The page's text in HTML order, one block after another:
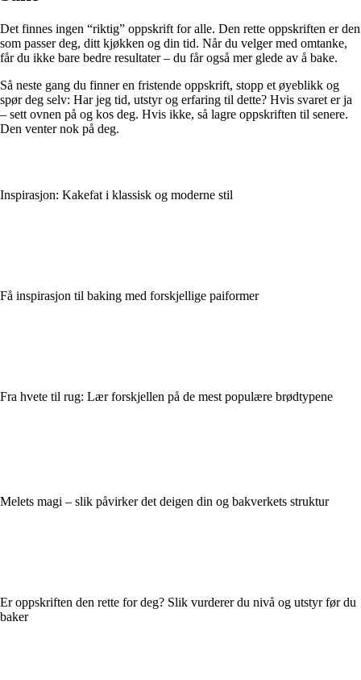
Det finnes ingen “riktig” oppskrift for alle. Den rette oppskriften er den
som passer deg, ditt kjøkken og din tid. Når du velger med omtanke,
får du ikke bare bedre resultater – du får også mer glede av å bake.
Så neste gang du finner en fristende oppskrift, stopp et øyeblikk og
spør deg selv: Har jeg tid, utstyr og erfaring til dette? Hvis svaret er ja
– sett ovnen på og kos deg. Hvis ikke, så lagre oppskriften til senere.
Den venter nok på deg.
Inspirasjon: Kakefat i klassisk og moderne stil
Få inspirasjon til baking med forskjellige paiformer
Fra hvete til rug: Lær forskjellen på de mest populære brødtypene
Melets magi – slik påvirker det deigen din og bakverkets struktur
Er oppskriften den rette for deg? Slik vurderer du nivå og utstyr før du
baker